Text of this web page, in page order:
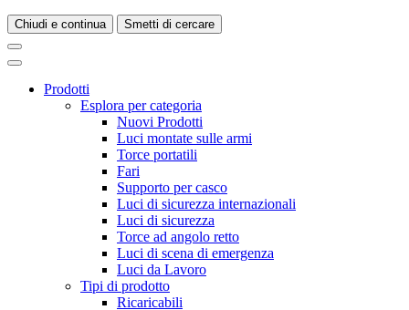
Chiudi e continua Smetti di cercare
Prodotti
Esplora per categoria
Nuovi Prodotti
Luci montate sulle armi
Torce portatili
Fari
Supporto per casco
Luci di sicurezza internazionali
Luci di sicurezza
Torce ad angolo retto
Luci di scena di emergenza
Luci da Lavoro
Tipi di prodotto
Ricaricabili